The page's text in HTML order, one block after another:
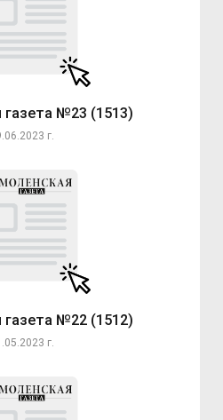
газета №23 (1513)
г.
газета №22 (1512)
г.